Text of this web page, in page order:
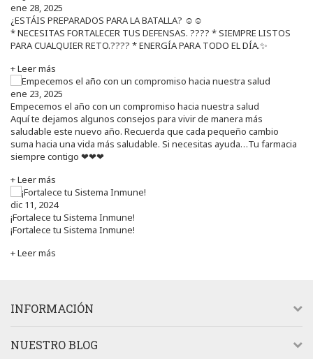
ene 28, 2025
¿ESTÁIS PREPARADOS PARA LA BATALLA? ☺️☺️
* NECESITAS FORTALECER TUS DEFENSAS. ????️ * SIEMPRE LISTOS
PARA CUALQUIER RETO.???? * ENERGÍA PARA TODO EL DÍA.✨
+ Leer más
ene 23, 2025
Empecemos el año con un compromiso hacia nuestra salud
Aquí te dejamos algunos consejos para vivir de manera más
saludable este nuevo año. Recuerda que cada pequeño cambio
suma hacia una vida más saludable. Si necesitas ayuda…Tu farmacia
siempre contigo ❤❤❤
+ Leer más
dic 11, 2024
¡Fortalece tu Sistema Inmune!
¡Fortalece tu Sistema Inmune!
+ Leer más
INFORMACIÓN
NUESTRO BLOG